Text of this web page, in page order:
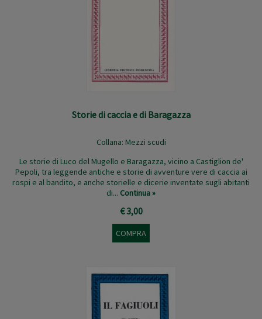
Storie di caccia e di Baragazza
Collana: Mezzi scudi
Le storie di Luco del Mugello e Baragazza, vicino a Castiglion de'
Pepoli, tra leggende antiche e storie di avventure vere di caccia ai
rospi e al bandito, e anche storielle e dicerie inventate sugli abitanti
di... Continua »
€ 3,00
COMPRA